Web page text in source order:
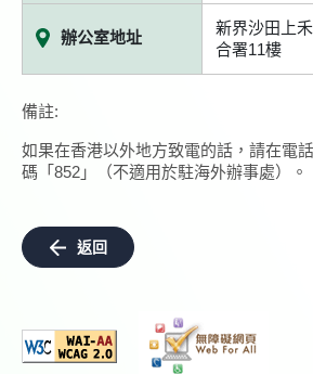
辦公室地址
新界沙田上
合署11樓
備註:
如果在香港以外地方致電的話，請在電
碼「852」（不適用於駐海外辦事處）。
返回